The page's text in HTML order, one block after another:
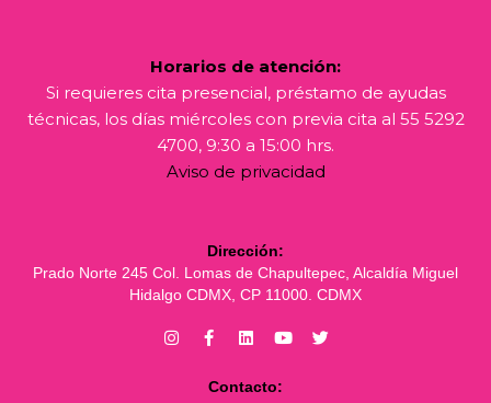
Horarios de atención:
Si requieres cita presencial, préstamo de ayudas
técnicas, los días miércoles con previa cita al 55 5292
4700, 9:30 a 15:00 hrs.
Aviso de privacidad
Dirección:
Prado Norte 245 Col. Lomas de Chapultepec, Alcaldía Miguel
Hidalgo CDMX, CP 11000. CDMX
Contacto: